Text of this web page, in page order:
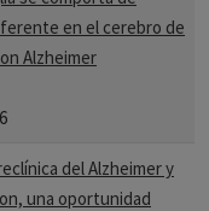
en el cerebro de
Alzheimer
del Alzheimer y
una oportunidad